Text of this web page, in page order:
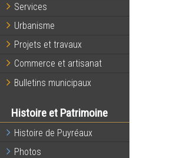
Services
Urbanisme
Projets et travaux
Commerce et artisanat
Bulletins municipaux
Histoire et Patrimoine
Histoire de Puyréaux
Photos